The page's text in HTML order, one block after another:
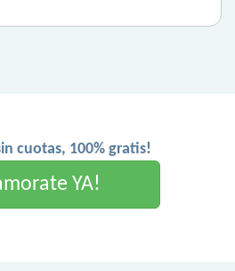
cuotas, 100% gratis!
YA!